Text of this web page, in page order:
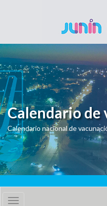
Calendario de
Calendario nacional de
Toggle